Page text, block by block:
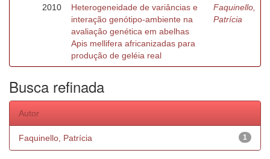
2010
Heterogeneidade de variâncias e
interação genótipo-ambiente na
avaliação genética em abelhas
Apis mellifera africanizadas para
produção de geléia real
Faquinello,
Patrícia
Busca refinada
Autor
1
Faquinello, Patrícia